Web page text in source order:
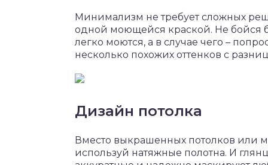
Минимализм не требует сложных
одной моющейся краской. Не бойся
легко моются, а в случае чего –
несколько похожих оттенков с
Дизайн потолка
Вместо выкрашенных потолков или
используй натяжные полотна. И